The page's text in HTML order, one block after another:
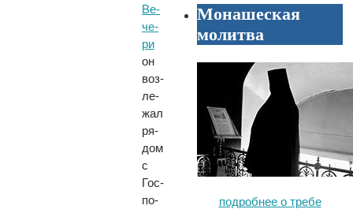
Ве­
че­
ри
он
воз­
ле­
жал
ря­
дом
с
Гос­
по­
Монашеская
молитва
подробнее о требе